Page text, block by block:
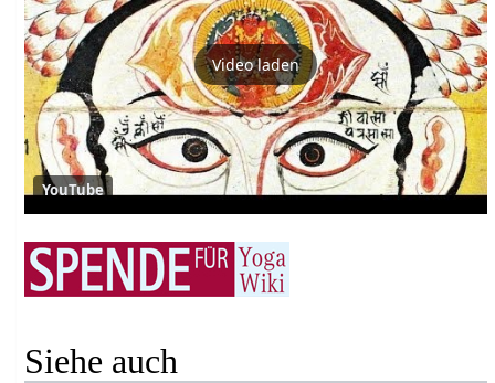
Video laden
YouTube
Siehe auch